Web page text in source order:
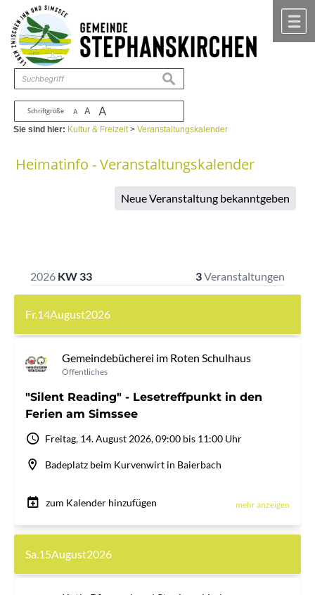
Zum Inhalt ,zur Navigation
Schriftgröße A A A
suchen
Sie sind hier: Kultur & Freizeit>Veranstaltungskalender
Heimatinfo - Veranstaltungskalender